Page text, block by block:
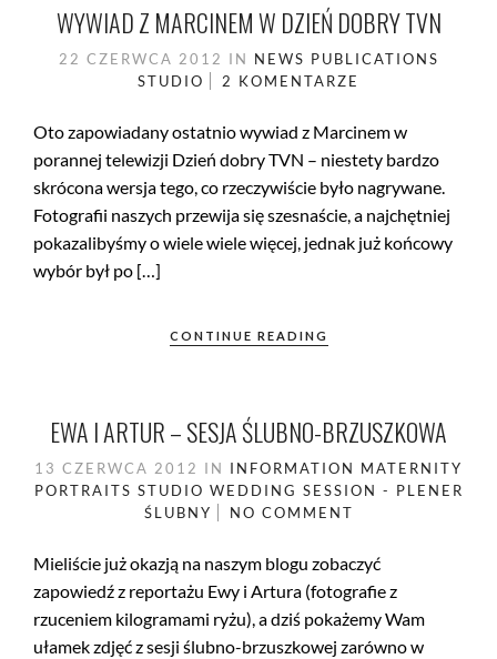
WYWIAD Z MARCINEM W DZIEŃ DOBRY TVN
22 CZERWCA 2012 IN NEWS PUBLICATIONS
STUDIO
2 KOMENTARZE
Oto zapowiadany ostatnio wywiad z Marcinem w
porannej telewizji Dzień dobry TVN – niestety bardzo
skrócona wersja tego, co rzeczywiście było nagrywane.
Fotografii naszych przewija się szesnaście, a najchętniej
pokazalibyśmy o wiele wiele więcej, jednak już końcowy
wybór był po […]
CONTINUE READING
EWA I ARTUR – SESJA ŚLUBNO-BRZUSZKOWA
13 CZERWCA 2012 IN INFORMATION MATERNITY
PORTRAITS STUDIO WEDDING SESSION - PLENER
ŚLUBNY
NO COMMENT
Mieliście już okazją na naszym blogu zobaczyć
zapowiedź z reportażu Ewy i Artura (fotografie z
rzuceniem kilogramami ryżu), a dziś pokażemy Wam
ułamek zdjęć z sesji ślubno-brzuszkowej zarówno w